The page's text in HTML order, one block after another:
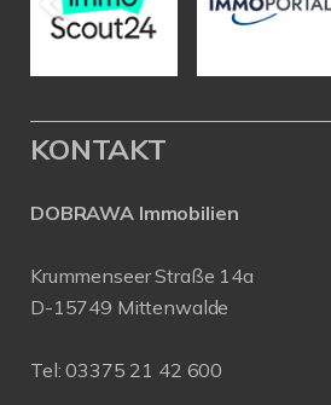
KONTAKT
DOBRAWA Immobilien
Krummenseer Straße 14a
D-15749 Mittenwalde
Tel:03375 21 42 600